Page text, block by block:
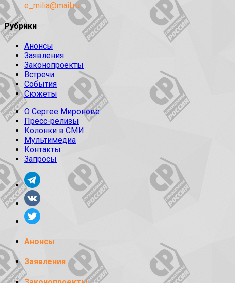
e_milia@mail.ru
Рубрики
Анонсы
Заявления
Законопроекты
Встречи
События
Сюжеты
О Сергее Миронове
Пресс-релизы
Колонки в СМИ
Мультимедиа
Контакты
Запросы
Анонсы
Заявления